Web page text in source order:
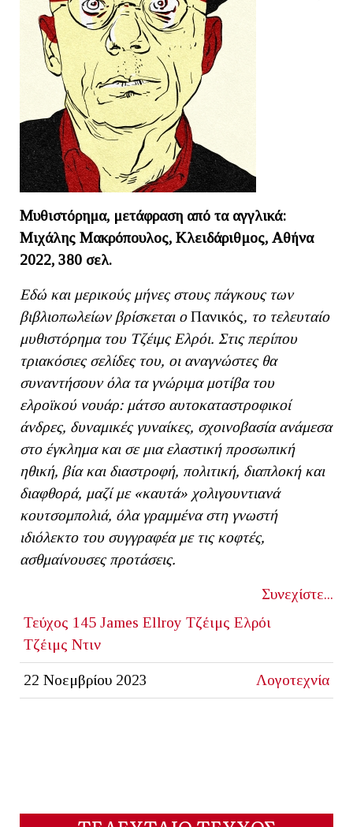
Μυθιστόρημα, μετάφραση από τα αγγλικά:
Μιχάλης Μακρόπουλος, Κλειδάριθμος, Αθήνα
2022, 380 σελ.
Εδώ και μερικούς μήνες στους πάγκους των
βιβλιοπωλείων βρίσκεται οΠανικός, το τελευταίο
μυθιστόρημα του Τζέιμς Ελρόι. Στις περίπου
τριακόσιες σελίδες του, οι αναγνώστες θα
συναντήσουν όλα τα γνώριμα μοτίβα του
ελροϊκού νουάρ: μάτσο αυτοκαταστροφικοί
άνδρες, δυναμικές γυναίκες, σχοινοβασία ανάμεσα
στο έγκλημα και σε μια ελαστική προσωπική
ηθική, βία και διαστροφή, πολιτική, διαπλοκή και
διαφθορά, μαζί με «καυτά» χολιγουντιανά
κουτσομπολιά, όλα γραμμένα στη γνωστή
ιδιόλεκτο του συγγραφέα με τις κοφτές,
ασθμαίνουσες προτάσεις.
Συνεχίστε...
Τεύχος 145 James Ellroy Τζέιμς Ελρόι
Τζέιμς Ντιν
22 Νοεμβρίου 2023 Λογοτεχνία